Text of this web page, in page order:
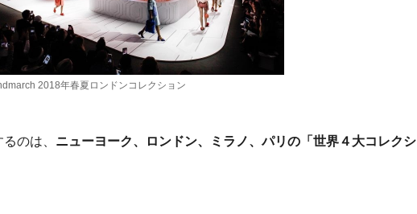
2018年春夏ロンドンコレクション
のは、 ニューヨーク、ロンドン、ミラノ、パリの「世界４大コレクシ